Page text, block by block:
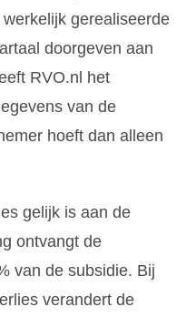
gerealiseerde
doorgeven aan
RVO.nl het
van de
hoeft dan alleen
gelijk is aan de
ontvangt de
van de subsidie. Bij
verandert de